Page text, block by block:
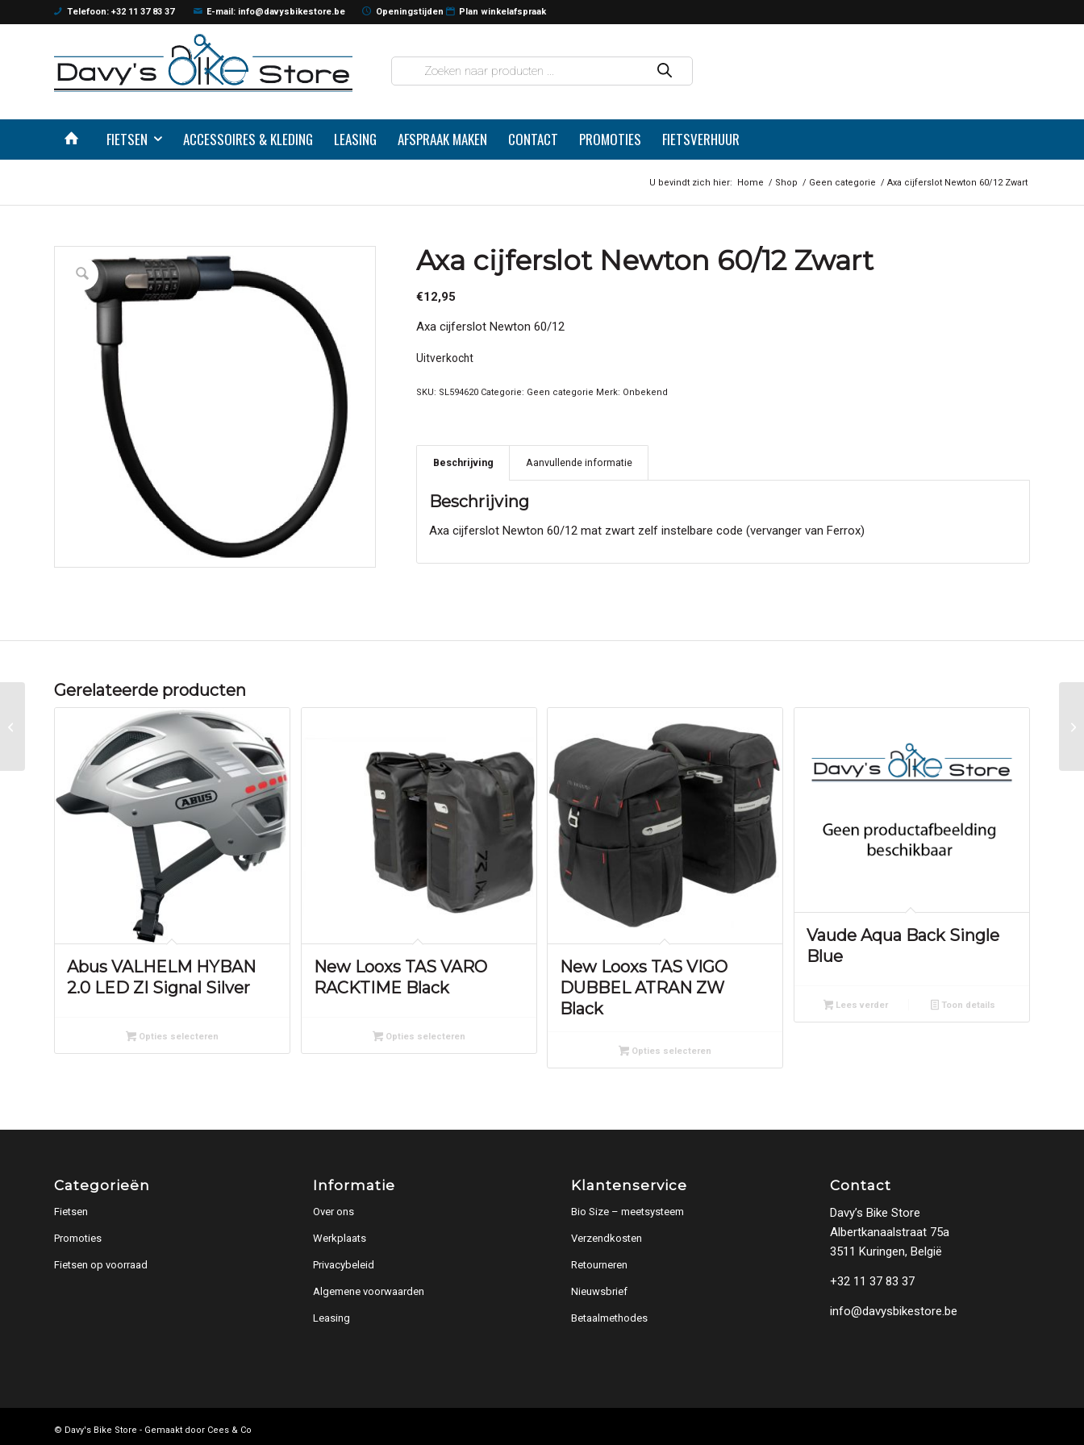
Telefoon: +32 11 37 83 37 E-mail: info@davysbikestore.be Openingstijden Plan winkelafspraak
FIETSEN ACCESSOIRES & KLEDING LEASING AFSPRAAK MAKEN CONTACT PROMOTIES FIETSVERHUUR
U bevindt zich hier: Home / Shop / Geen categorie / Axa cijferslot Newton 60/12 Zwart
Axa cijferslot Newton 60/12 Zwart
€12,95
Axa cijferslot Newton 60/12
Uitverkocht
SKU: SL594620 Categorie: Geen categorie Merk: Onbekend
Beschrijving Aanvullende informatie
Beschrijving
Axa cijferslot Newton 60/12 mat zwart zelf instelbare code (vervanger van Ferrox)
Gerelateerde producten
Abus VALHELM HYBAN
2.0 LED ZI Signal Silver
Opties selecteren
New Looxs TAS VARO
RACKTIME Black
Opties selecteren
New Looxs TAS VIGO
DUBBEL ATRAN ZW
Black
Opties selecteren
Vaude Aqua Back Single
Blue
Lees verder Toon details
Categorieën
Fietsen
Promoties
Fietsen op voorraad
Informatie
Over ons
Werkplaats
Privacybeleid
Algemene voorwaarden
Leasing
Klantenservice
Bio Size – meetsysteem
Verzendkosten
Retourneren
Nieuwsbrief
Betaalmethodes
Contact
Davy’s Bike Store
Albertkanaalstraat 75a
3511 Kuringen, België
+32 11 37 83 37
info@davysbikestore.be
© Davy's Bike Store - Gemaakt door Cees & Co
Newton 120/15 Zwart